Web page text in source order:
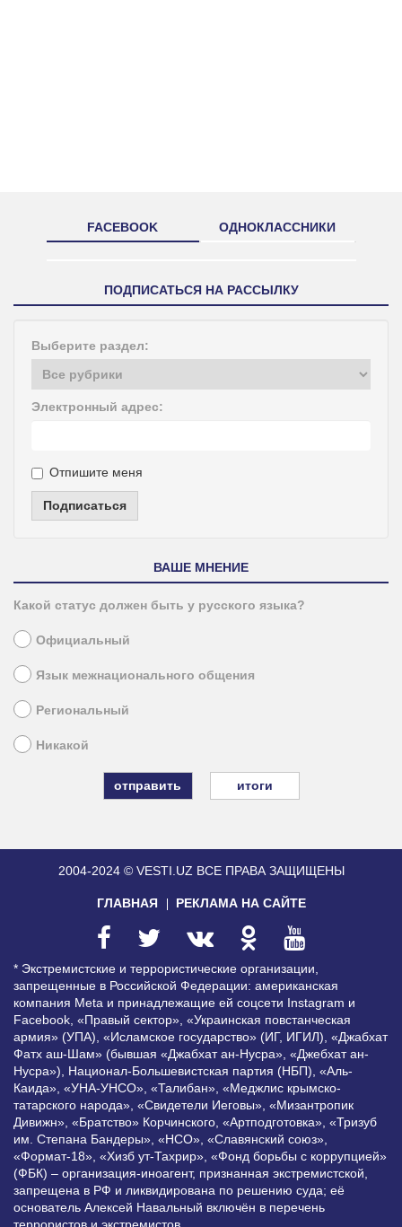
FACEBOOK ОДНОКЛАССНИКИ
ПОДПИСАТЬСЯ НА РАССЫЛКУ
Выберите раздел:
Электронный адрес:
Отпишите меня
Подписаться
ВАШЕ МНЕНИЕ
Какой статус должен быть у русского языка?
Официальный
Язык межнационального общения
Региональный
Никакой
итоги
2004-2024 © VESTI.UZ ВСЕ ПРАВА ЗАЩИЩЕНЫ
ГЛАВНАЯ РЕКЛАМА НА САЙТЕ
* Экстремистские и террористические организации,
запрещенные в Российской Федерации: американская
компания Meta и принадлежащие ей соцсети Instagram и
Facebook, «Правый сектор», «Украинская повстанческая
армия» (УПА), «Исламское государство» (ИГ, ИГИЛ), «Джабхат
Фатх аш-Шам» (бывшая «Джабхат ан-Нусра», «Джебхат ан-
Нусра»), Национал-Большевистская партия (НБП), «Аль-
Каида», «УНА-УНСО», «Талибан», «Меджлис крымско-
татарского народа», «Свидетели Иеговы», «Мизантропик
Дивижн», «Братство» Корчинского, «Артподготовка», «Тризуб
им. Степана Бандеры», «НСО», «Славянский союз»,
«Формат-18», «Хизб ут-Тахрир», «Фонд борьбы с коррупцией»
(ФБК) – организация-иноагент, признанная экстремистской,
запрещена в РФ и ликвидирована по решению суда; её
основатель Алексей Навальный включён в перечень
террористов и экстремистов.